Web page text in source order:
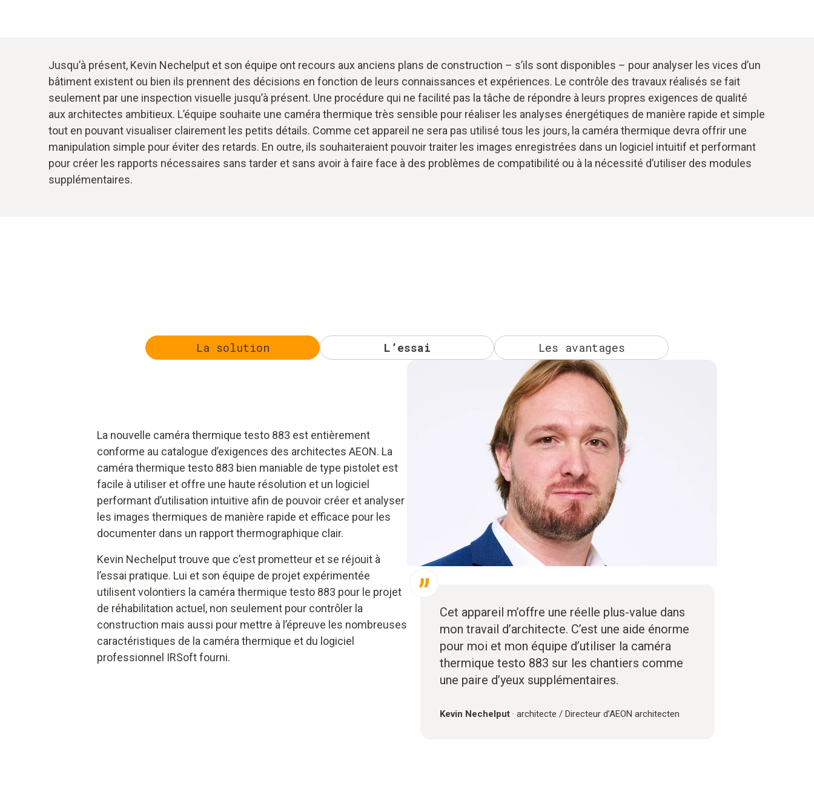
Jusqu’à présent, Kevin Nechelput et son équipe ont recours aux anciens plans de construction – s’ils sont disponibles – pour analyser les vices d’un
bâtiment existent ou bien ils prennent des décisions en fonction de leurs connaissances et expériences. Le contrôle des travaux réalisés se fait
seulement par une inspection visuelle jusqu’à présent. Une procédure qui ne facilité pas la tâche de répondre à leurs propres exigences de qualité
aux architectes ambitieux. L’équipe souhaite une caméra thermique très sensible pour réaliser les analyses énergétiques de manière rapide et simple
tout en pouvant visualiser clairement les petits détails. Comme cet appareil ne sera pas utilisé tous les jours, la caméra thermique devra offrir une
manipulation simple pour éviter des retards. En outre, ils souhaiteraient pouvoir traiter les images enregistrées dans un logiciel intuitif et performant
pour créer les rapports nécessaires sans tarder et sans avoir à faire face à des problèmes de compatibilité ou à la nécessité d’utiliser des modules
supplémentaires.
La solution L’essai Les avantages
Cet appareil m’offre une réelle plus-value dans
mon travail d’architecte. C’est une aide énorme
pour moi et mon équipe d’utiliser la caméra
thermique testo 883 sur les chantiers comme
une paire d’yeux supplémentaires.
Kevin Nechelput · architecte / Directeur d’AEON architecten
La nouvelle caméra thermique testo 883 est entièrement
conforme au catalogue d’exigences des architectes AEON. La
caméra thermique testo 883 bien maniable de type pistolet est
facile à utiliser et offre une haute résolution et un logiciel
performant d’utilisation intuitive afin de pouvoir créer et analyser
les images thermiques de manière rapide et efficace pour les
documenter dans un rapport thermographique clair.
Kevin Nechelput trouve que c’est prometteur et se réjouit à
l’essai pratique. Lui et son équipe de projet expérimentée
utilisent volontiers la caméra thermique testo 883 pour le projet
de réhabilitation actuel, non seulement pour contrôler la
construction mais aussi pour mettre à l’épreuve les nombreuses
caractéristiques de la caméra thermique et du logiciel
professionnel IRSoft fourni.